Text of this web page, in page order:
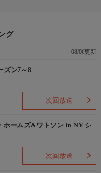
グ
08/06更新
ズン7～8
次回放送
ホームズ&ワトソン in NY シ
次回放送